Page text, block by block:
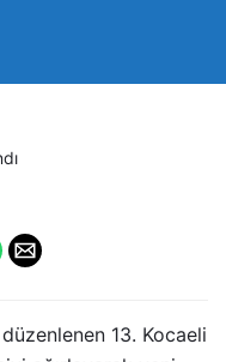
kişi ziyaret
13. Kocaeli